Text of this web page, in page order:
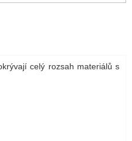
celý rozsah materiálů s